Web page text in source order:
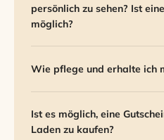
persönlich zu sehen? Ist
möglich?
Wie pflege und erhalte ich
Ist es möglich, eine
Laden zu kaufen?